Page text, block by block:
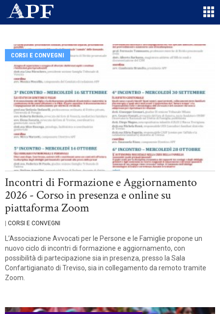
CORSI E CONVEGNI
Incontri di Formazione e Aggiornamento
2026 - Corso in presenza e online su
piattaforma Zoom
CORSI E CONVEGNI
L’Associazione Avvocati per le Persone e le Famiglie propone un
nuovo ciclo di incontri di formazione e aggiornamento, con
possibilità di partecipazione sia in presenza, presso la Sala
Confartigianato di Treviso, sia in collegamento da remoto tramite
Zoom.